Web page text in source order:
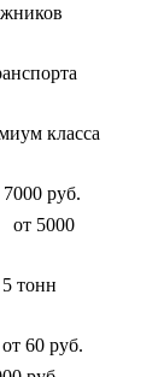
класса
7000 руб.
от 5000
тонн
от 60 руб.